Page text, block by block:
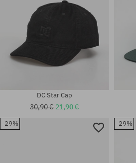
DC Star Cap
30,90 € 21,90 €
-29% -29%